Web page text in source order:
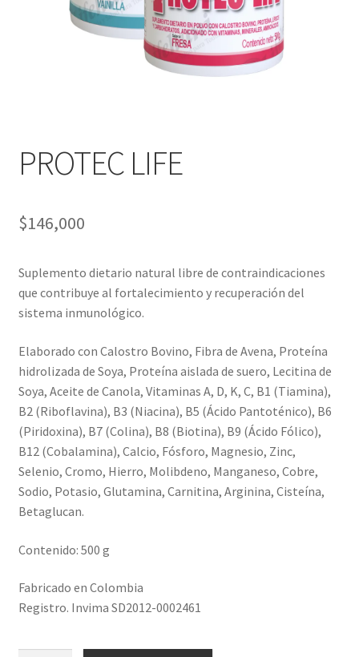
PROTEC LIFE
$146,000
Suplemento dietario natural libre de contraindicaciones
que contribuye al fortalecimiento y recuperación del
sistema inmunológico.
Elaborado con Calostro Bovino, Fibra de Avena, Proteína
hidrolizada de Soya, Proteína aislada de suero, Lecitina de
Soya, Aceite de Canola, Vitaminas A, D, K, C, B1 (Tiamina),
B2 (Riboflavina), B3 (Niacina), B5 (Ácido Pantoténico), B6
(Piridoxina), B7 (Colina), B8 (Biotina), B9 (Ácido Fólico),
B12 (Cobalamina), Calcio, Fósforo, Magnesio, Zinc,
Selenio, Cromo, Hierro, Molibdeno, Manganeso, Cobre,
Sodio, Potasio, Glutamina, Carnitina, Arginina, Cisteína,
Betaglucan.
Contenido: 500 g
Fabricado en Colombia
Registro. Invima SD2012-0002461